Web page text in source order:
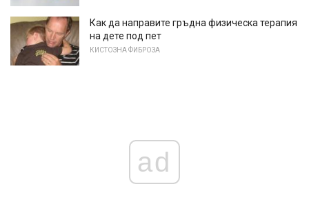
Как да направите гръдна физическа терапия
на дете под пет
КИСТОЗНА ФИБРОЗА
ad